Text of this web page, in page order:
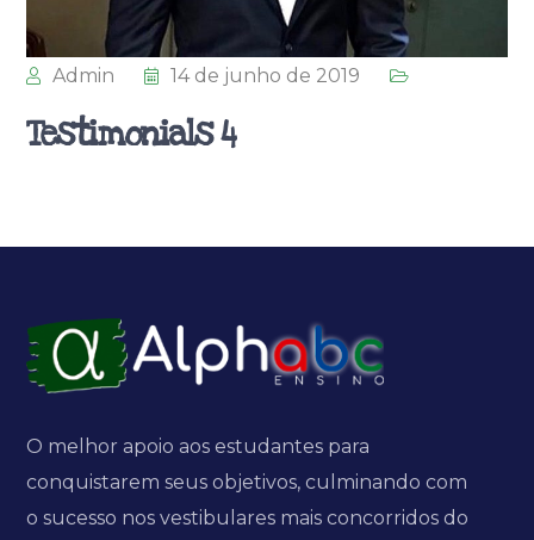
Admin 14 de junho de 2019
Testimonials 4
O melhor apoio aos estudantes para
conquistarem seus objetivos, culminando com
o sucesso nos vestibulares mais concorridos do